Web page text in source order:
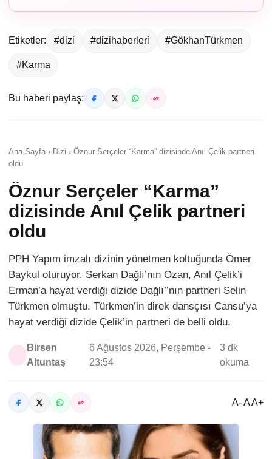
Etiketler: #dizi #dizihaberleri #GökhanTürkmen
#Karma
Bu haberi paylaş:
Ana Sayfa › Dizi › Öznur Serçeler “Karma” dizisinde Anıl Çelik partneri
oldu
Öznur Serçeler “Karma”
dizisinde Anıl Çelik partneri
oldu
PPH Yapım imzalı dizinin yönetmen koltuğunda Ömer
Baykul oturuyor. Serkan Dağlı’nın Ozan, Anıl Çelik’i
Erman’a hayat verdiği dizide Dağlı’’nın partneri Selin
Türkmen olmuştu. Türkmen’in direk dansçısı Cansu’ya
hayat verdiği dizide Çelik’in partneri de belli oldu.
Birsen
Altuntaş
6 Ağustos 2026, Perşembe -
23:54
3 dk
okuma
A- A A+